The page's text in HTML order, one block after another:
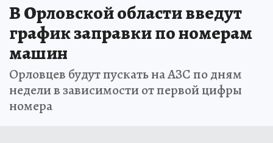
В Орловской области введут
график заправки по номерам
машин
Орловцев будут пускать на АЗС по дням
недели в зависимости от первой цифры
номера